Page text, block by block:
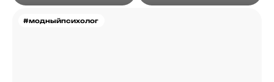
#модныйпсихолог